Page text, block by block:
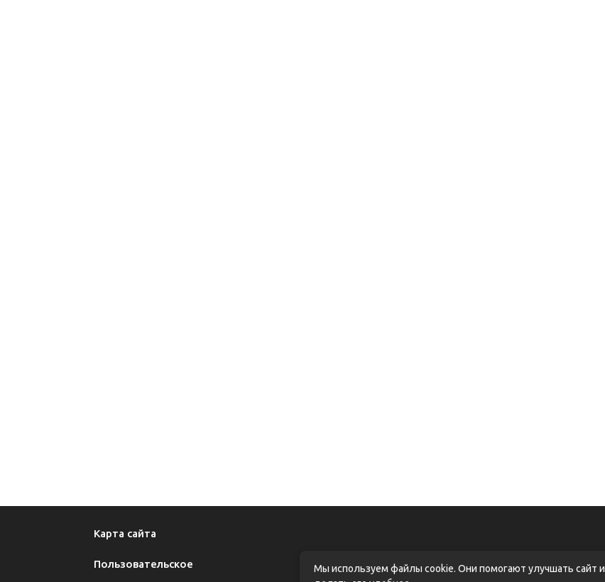
Карта сайта
Пользовательское
Мы используем файлы cookie. Они помогают улучшать сайт и